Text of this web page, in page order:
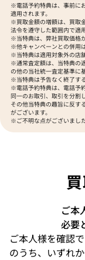
※電話予約特典は、事前に
適用されます。
※買取金額の増額は、買取
法令を遵守した範囲内で適
※当特典は、弊社買取価格
※他キャンペーンとの併用
※当特典は適用対象外の店
※通常査定額は、当特典の
の他の当社統一査定基準に
※当特典は予告なく終了す
※電話予約特典は、電話予
同一のお取引、取引を分割
その他当特典の趣旨に反す
がございます。
※ご不明な点がございまし
ご本
必要
ご本人様を確認
のうち、いずれ